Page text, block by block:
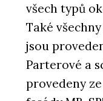
všech typů
Také
jsou
Parterové a
provedeny